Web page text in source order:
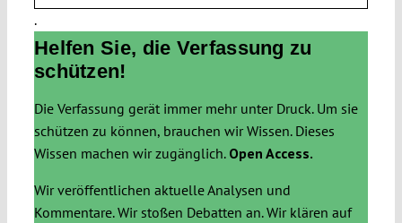
.
Helfen Sie, die Verfassung zu
schützen!
Die Verfassung gerät immer mehr unter Druck. Um sie
schützen zu können, brauchen wir Wissen. Dieses
Wissen machen wir zugänglich. Open Access.
Wir veröffentlichen aktuelle Analysen und
Kommentare. Wir stoßen Debatten an. Wir klären auf